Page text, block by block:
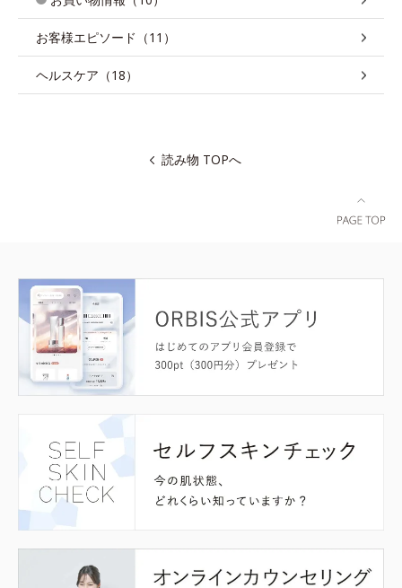
お客様エピソード（11）
ヘルスケア（18）
読み物 TOPへ